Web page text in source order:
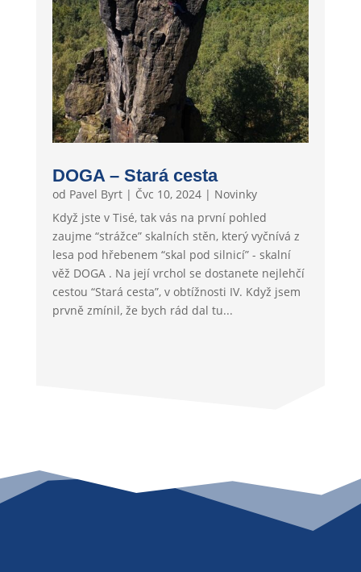
DOGA – Stará cesta
od Pavel Byrt| Čvc 10, 2024| Novinky
Když jste v Tisé, tak vás na první pohled
zaujme “strážce” skalních stěn, který vyčnívá z
lesa pod hřebenem “skal pod silnicí” - skalní
věž DOGA . Na její vrchol se dostanete nejlehčí
cestou “Stará cesta”, v obtížnosti IV. Když jsem
prvně zmínil, že bych rád dal tu...